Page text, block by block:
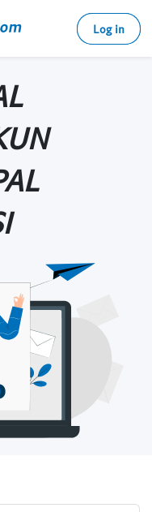
Log in